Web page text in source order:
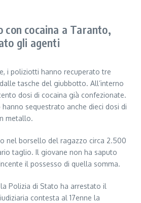
con cocaina a Taranto,
gli agenti
i poliziotti hanno recuperato tre
tasche del giubbotto. All’interno
dosi di cocaina già confezionate.
sequestrato anche dieci dosi di
metallo.
nel borsello del ragazzo circa 2.500
taglio. Il giovane non ha saputo
il possesso di quella somma.
Polizia di Stato ha arrestato il
contesta al 17enne la